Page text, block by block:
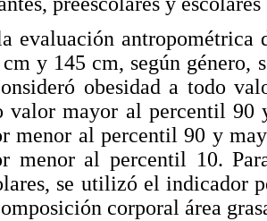
evaluación antropométrica
cm y 145 cm, según
obesidad a todo
valor mayor al percentil 90
menor al percentil 90 y
menor al percentil 10.
se utilizó el indicador
corporal área